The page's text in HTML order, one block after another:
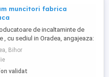
muncitori fabrica
de incaltaminte de
, cu sediul in Oradea, angajeaza:
fabrica de incaltaminte la sectia
magazioner program de lucru de
vineri de la 06-14:30 oferim si
lunare de performanta
Bihor
validat